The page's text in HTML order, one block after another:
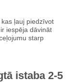
ļauj piedzīvot
iespēja dāvināt
starp
istaba 2-5